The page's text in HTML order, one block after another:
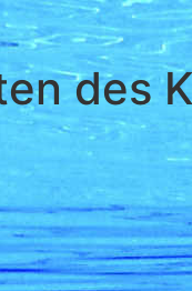
des